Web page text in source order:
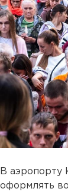
В аэропорту
оформлять